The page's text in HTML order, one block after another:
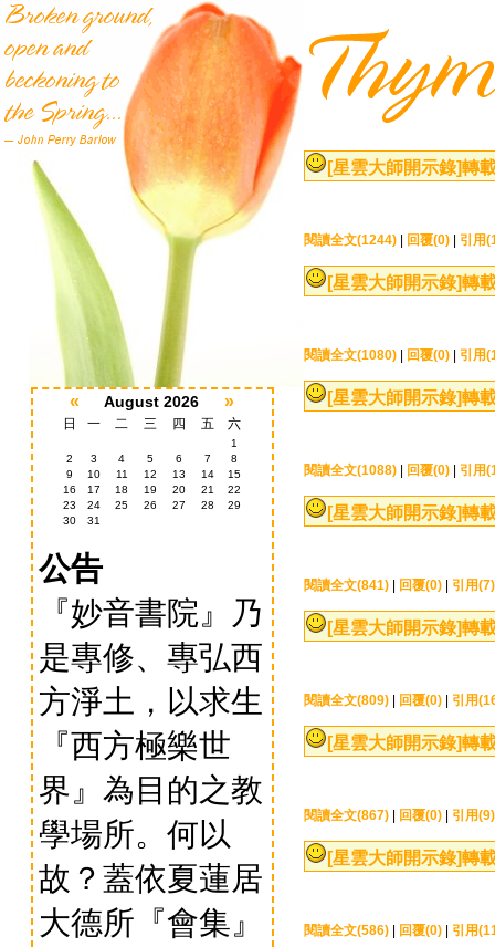
« August 2026 »
日 一 二 三 四 五 六
1
2
3 4 5 6 7
8
9
10 11 12 13 14
15
16
17 18 19 20 21
22
23
24 25 26 27 28
29
30
31
公告
『妙音書院』乃
是專修、專弘西
方淨土，以求生
『西方極樂世
界』為目的之教
學場所。何以
故？蓋依夏蓮居
大德所『會集』
[星雲大師開示錄]轉
閱讀全文(1244) 回覆(0) 引用
[星雲大師開示錄]轉
閱讀全文(1080) 回覆(0) 引用
[星雲大師開示錄]轉
閱讀全文(1088) 回覆(0) 引用
[星雲大師開示錄]轉
閱讀全文(841) 回覆(0) 引用(7)
[星雲大師開示錄]轉
閱讀全文(809) 回覆(0) 引用
[星雲大師開示錄]轉
閱讀全文(867) 回覆(0) 引用(9)
[星雲大師開示錄]轉
閱讀全文(586) 回覆(0) 引用